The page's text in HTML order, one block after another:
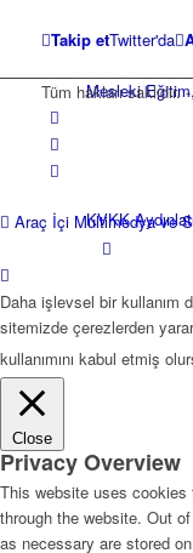
Mesleki
KVKK
Üyelerimiz
Kurumsal Üyeler
Takip etTwitter'da
Tüm hakları
Araç İçi Multimedya ve
Daha işlevsel bir kullanım
sitemizde çerezlerden
kullanımını kabul etmiş
Close
Privacy Overview
This website uses
through the website. Out
as necessary are stored